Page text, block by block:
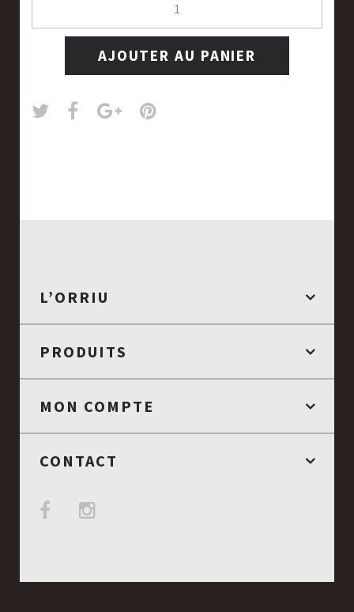
AJOUTER AU PANIER
L’ORRIU
PRODUITS
MON COMPTE
CONTACT